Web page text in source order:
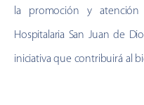
la promoción y
Hospitalaria San Juan de
iniciativa que contribuirá al